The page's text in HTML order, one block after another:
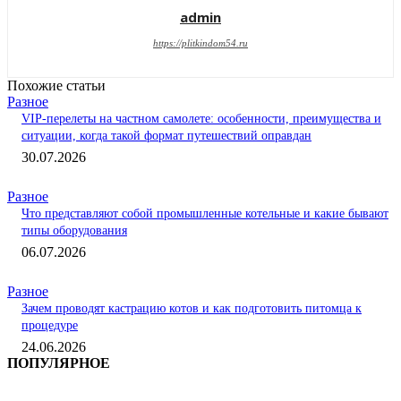
admin
https://plitkindom54.ru
Похожие статьи
Разное
VIP-перелеты на частном самолете: особенности, преимущества и
ситуации, когда такой формат путешествий оправдан
30.07.2026
Разное
Что представляют собой промышленные котельные и какие бывают
типы оборудования
06.07.2026
Разное
Зачем проводят кастрацию котов и как подготовить питомца к
процедуре
24.06.2026
ПОПУЛЯРНОЕ